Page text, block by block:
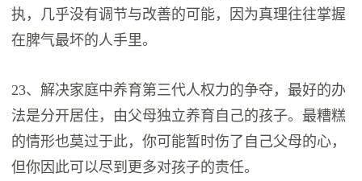
执，几乎没有调节与改善的可能，因为真理往往掌握
在脾气最坏的人手里。
23、解决家庭中养育第三代人权力的争夺，最好的办
法是分开居住，由父母独立养育自己的孩子。最糟糕
的情形也莫过于此，你可能暂时伤了自己父母的心，
但你因此可以尽到更多对孩子的责任。